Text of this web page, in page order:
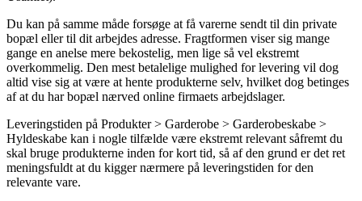
Du kan på samme måde forsøge at få varerne sendt til din private
bopæl eller til dit arbejdes adresse. Fragtformen viser sig mange
gange en anelse mere bekostelig, men lige så vel ekstremt
overkommelig. Den mest betalelige mulighed for levering vil dog
altid vise sig at være at hente produkterne selv, hvilket dog betinges
af at du har bopæl nærved online firmaets arbejdslager.
Leveringstiden på Produkter > Garderobe > Garderobeskabe >
Hyldeskabe kan i nogle tilfælde være ekstremt relevant såfremt du
skal bruge produkterne inden for kort tid, så af den grund er det ret
meningsfuldt at du kigger nærmere på leveringstiden for den
relevante vare.